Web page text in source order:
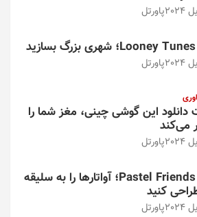
پاورتل
پاورتل
این گوشی چینی، مغز شما را
می‌کند
پاورتل
بازی/ Pastel Friends؛ آواتارها را به سلیقه
کنید
پاورتل